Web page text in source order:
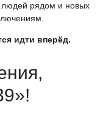
рядом и новых
идти вперёд.
»!